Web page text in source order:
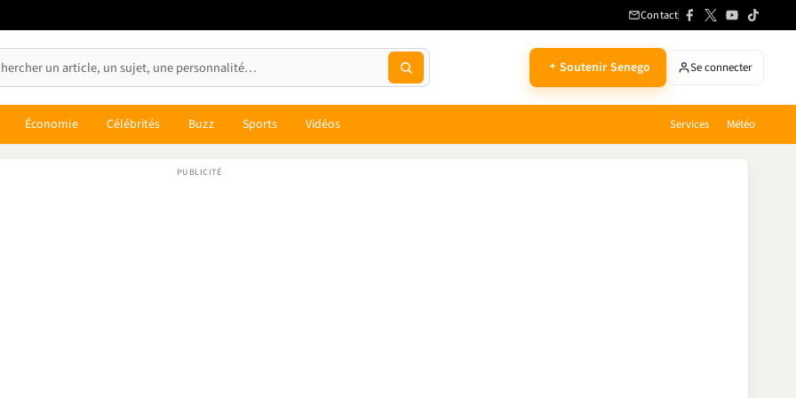
Contact
Soutenir Senego Se connecter
Économie Célébrités Buzz Sports Vidéos Services Météo